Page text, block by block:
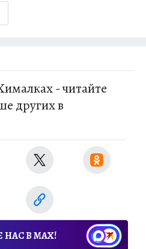
- читайте
других в
НАС В МАХ!